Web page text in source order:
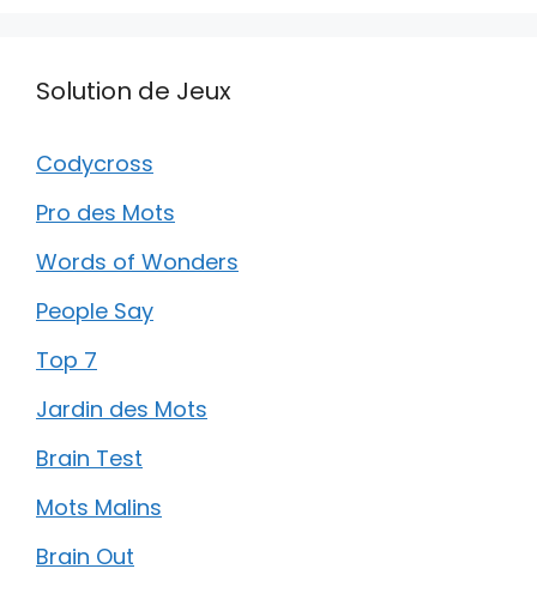
Solution de Jeux
Codycross
Pro des Mots
Words of Wonders
People Say
Top 7
Jardin des Mots
Brain Test
Mots Malins
Brain Out